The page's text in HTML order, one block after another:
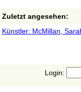
Zuletzt angesehen:
Künstler: McMillan,
Login: